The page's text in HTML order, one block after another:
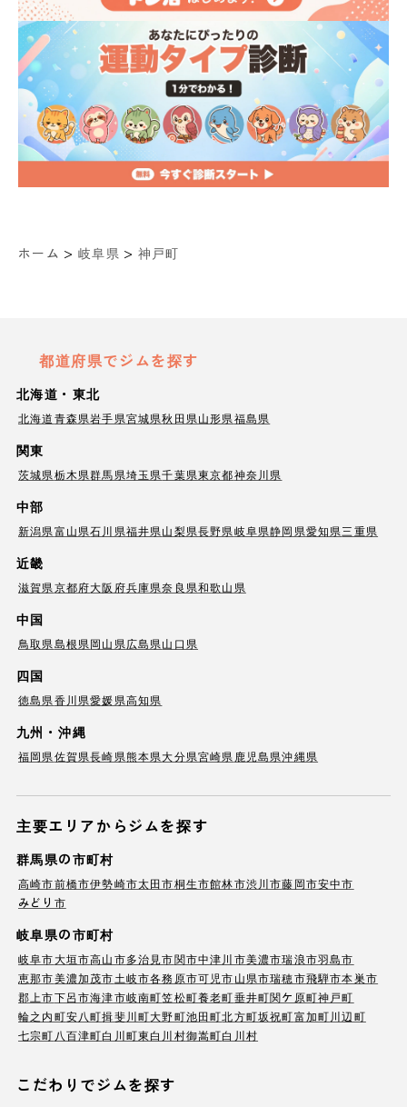
ホーム > 岐阜県 > 神戸町
都道府県でジムを探す
北海道・東北
北海道青森県岩手県宮城県秋田県山形県福島県
関東
茨城県栃木県群馬県埼玉県千葉県東京都神奈川県
中部
新潟県富山県石川県福井県山梨県長野県岐阜県静岡県愛知県三重県
近畿
滋賀県京都府大阪府兵庫県奈良県和歌山県
中国
鳥取県島根県岡山県広島県山口県
四国
徳島県香川県愛媛県高知県
九州・沖縄
福岡県佐賀県長崎県熊本県大分県宮崎県 鹿児島県沖縄県
主要エリアからジムを探す
群馬県の市町村
高崎市前橋市伊勢崎市太田市桐生市館林市渋川市藤岡市安中市
みどり市
岐阜県の市町村
岐阜市大垣市高山市多治見市関市中津川市美濃市瑞浪市羽島市
恵那市美濃加茂市土岐市各務原市可児市山県市瑞穂市飛騨市本巣市
郡上市下呂市海津市岐南町笠松町養老町垂井町関ケ原町神戸町
輪之内町安八町揖斐川町大野町池田町北方町坂祝町富加町川辺町
七宗町 八百津町白川町東白川村御嵩町白川村
こだわりでジムを探す